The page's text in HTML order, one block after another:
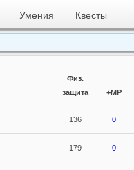
Умения Квесты
Физ.
защита
+MP
136 0
179 0